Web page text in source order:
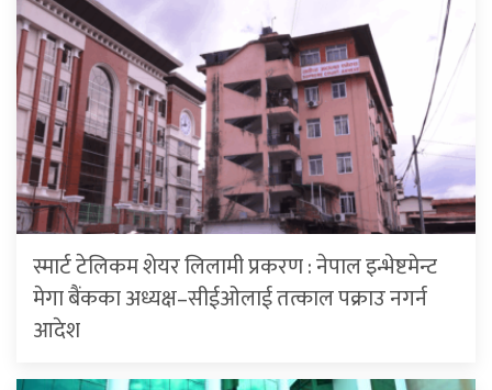
स्मार्ट टेलिकम शेयर लिलामी प्रकरण : नेपाल इन्भेष्टमेन्ट
मेगा बैंकका अध्यक्ष–सीईओलाई तत्काल पक्राउ नगर्न
आदेश